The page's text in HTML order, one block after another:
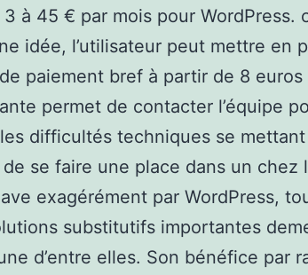
à 45 € par mois pour WordPress.
idée, l’utilisateur peut mettre en
paiement bref à partir de 8 euros
permet de contacter l’équipe
difficultés techniques se
se faire une place dans un chez
exagérément par WordPress,
substitutifs importantes
d’entre elles. Son bénéfice par